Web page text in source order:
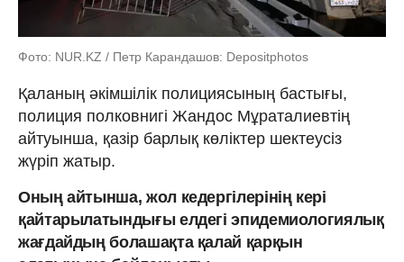
Фото: NUR.KZ / Петр Карандашов: Depositphotos
Қаланың әкімшілік полициясының бастығы,
полиция полковнигі Жандос Мұраталиевтің
айтуынша, қазір барлық көліктер шектеусіз
жүріп жатыр.
Оның айтынша, жол кедергілерінің кері
қайтарылатындығы елдегі эпидемиологиялық
жағдайдың болашақта қалай қарқын